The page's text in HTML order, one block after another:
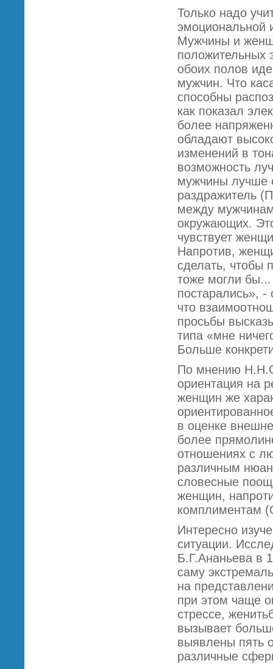
Только надо
эмоциональной
Мужчины и
положительных
обоих полов
мужчин. Что
способны
как показал
более
обладают
изменений в
возможность
мужчины лучше
раздражитель
между
окружающих.
чувствует
Напротив,
сделать, чтобы
тоже могли
постарались»,
что
просьбы
типа «мне
Больше
По мнению
ориентация на
женщин же
в оценке
более
отношениях с
различным
словесные
женщин,
комплиментам
Интересно
ситуации.
Б.Г.Ананьева в
саму
на
при этом чаще
стрессе,
вызывает
выявлены пять
различные